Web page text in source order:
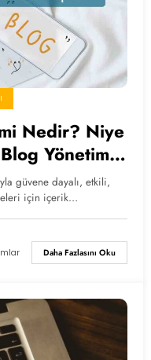
Nedir? Niye
Yönetimi
güvene dayalı, etkili,
için içerik…
Daha Fazlasını Oku